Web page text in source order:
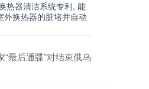
热器清洁系统专利, 能
换热器的脏堵并自动
最后通牒”对结束俄乌